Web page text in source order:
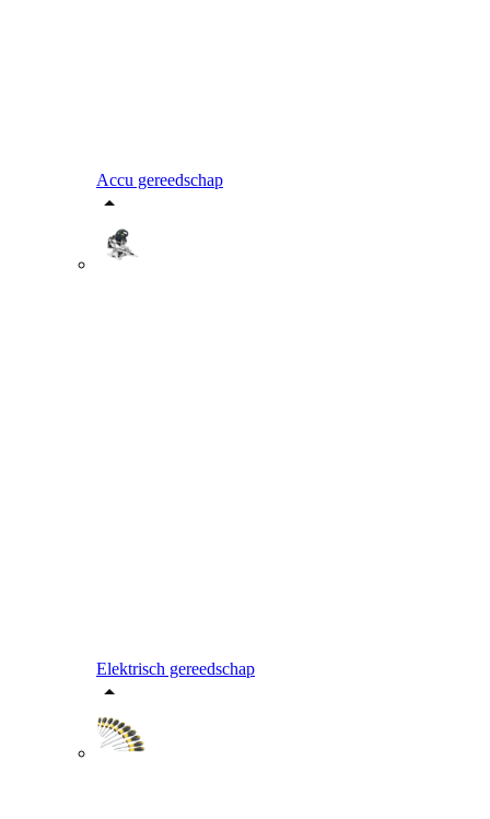
Accu gereedschap
Elektrisch gereedschap